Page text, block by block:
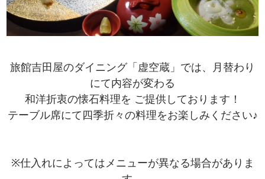
旅館吉田屋のダイニング「虚空蔵」では、月替わり
にて内容が変わる
和洋折衷の懐石料理を ご提供しております！
テーブル席にて四季折々の料理をお楽しみください♪
※仕入れによってはメニューが異なる場合がありま